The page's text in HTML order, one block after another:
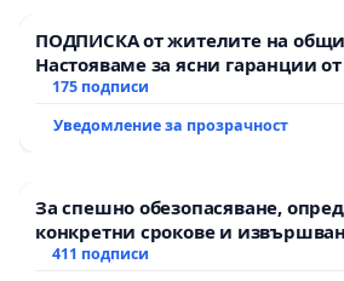
ПОДПИСКА от жителите на
Настояваме за ясни гаранции
АД и от държавата, че ще се
175 подписи
Уведомление за прозрачност
За спешно обезопасяване,
конкретни срокове и
рехабилитация на
411 подписи